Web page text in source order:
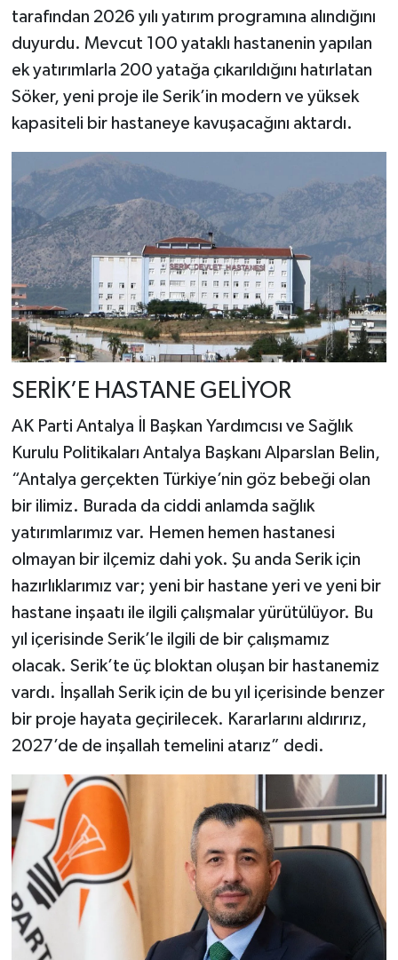
tarafından 2026 yılı yatırım programına alındığını
duyurdu. Mevcut 100 yataklı hastanenin yapılan
ek yatırımlarla 200 yatağa çıkarıldığını hatırlatan
Söker, yeni proje ile Serik’in modern ve yüksek
kapasiteli bir hastaneye kavuşacağını aktardı.
SERİK’E HASTANE GELİYOR
AK Parti Antalya İl Başkan Yardımcısı ve Sağlık
Kurulu Politikaları Antalya Başkanı Alparslan Belin,
“Antalya gerçekten Türkiye’nin göz bebeği olan
bir ilimiz. Burada da ciddi anlamda sağlık
yatırımlarımız var. Hemen hemen hastanesi
olmayan bir ilçemiz dahi yok. Şu anda Serik için
hazırlıklarımız var; yeni bir hastane yeri ve yeni bir
hastane inşaatı ile ilgili çalışmalar yürütülüyor. Bu
yıl içerisinde Serik’le ilgili de bir çalışmamız
olacak. Serik’te üç bloktan oluşan bir hastanemiz
vardı. İnşallah Serik için de bu yıl içerisinde benzer
bir proje hayata geçirilecek. Kararlarını aldırırız,
2027’de de inşallah temelini atarız” dedi.